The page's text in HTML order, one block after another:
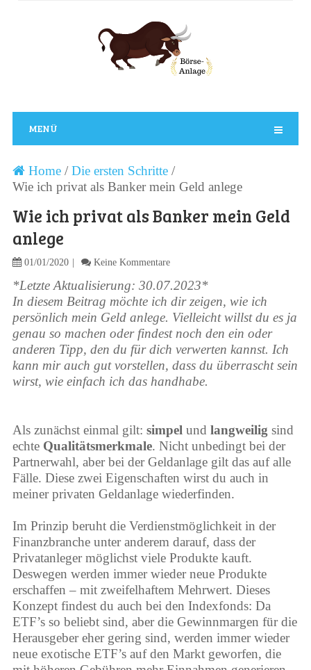
MENÜ
Home/ Die ersten Schritte/
Wie ich privat als Banker mein Geld anlege
Wie ich privat als Banker mein Geld
anlege
01/01/2020 Keine Kommentare
*Letzte Aktualisierung: 30.07.2023*
In diesem Beitrag möchte ich dir zeigen, wie ich
persönlich mein Geld anlege. Vielleicht willst du es ja
genau so machen oder findest noch den ein oder
anderen Tipp, den du für dich verwerten kannst. Ich
kann mir auch gut vorstellen, dass du überrascht sein
wirst, wie einfach ich das handhabe.
Als zunächst einmal gilt: simpel und langweilig sind
echte Qualitätsmerkmale. Nicht unbedingt bei der
Partnerwahl, aber bei der Geldanlage gilt das auf alle
Fälle. Diese zwei Eigenschaften wirst du auch in
meiner privaten Geldanlage wiederfinden.
Im Prinzip beruht die Verdienstmöglichkeit in der
Finanzbranche unter anderem darauf, dass der
Privatanleger möglichst viele Produkte kauft.
Deswegen werden immer wieder neue Produkte
erschaffen – mit zweifelhaftem Mehrwert. Dieses
Konzept findest du auch bei den Indexfonds: Da
ETF’s so beliebt sind, aber die Gewinnmargen für die
Herausgeber eher gering sind, werden immer wieder
neue exotische ETF’s auf den Markt geworfen, die